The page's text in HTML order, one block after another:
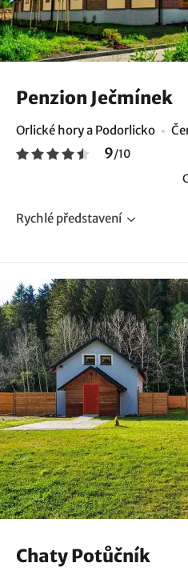
Penzion Ječmínek
Orlické hory a Podorlicko
9/10
Rychlé představení
Chaty Potůčník